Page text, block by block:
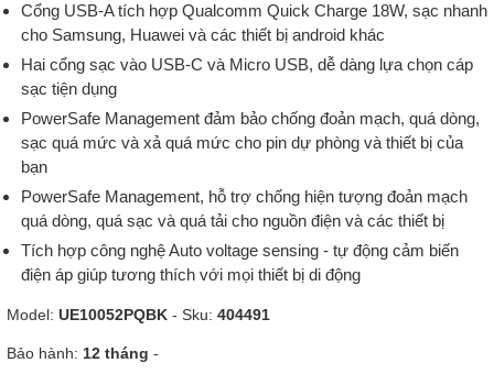
Cổng USB-A tích hợp Qualcomm Quick Charge 18W, sạc nhanh
cho Samsung, Huawei và các thiết bị android khác
Hai cổng sạc vào USB-C và Micro USB, dễ dàng lựa chọn cáp
sạc tiện dụng
PowerSafe Management đảm bảo chống đoản mạch, quá dòng,
sạc quá mức và xả quá mức cho pin dự phòng và thiết bị của
bạn
PowerSafe Management, hỗ trợ chống hiện tượng đoản mạch
quá dòng, quá sạc và quá tải cho nguồn điện và các thiết bị
Tích hợp công nghệ Auto voltage sensing - tự động cảm biến
điện áp giúp tương thích với mọi thiết bị di động
Model: UE10052PQBK - Sku: 404491
Bảo hành: 12 tháng -